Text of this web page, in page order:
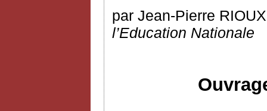
par Jean-Pierre
l’Education Nationale